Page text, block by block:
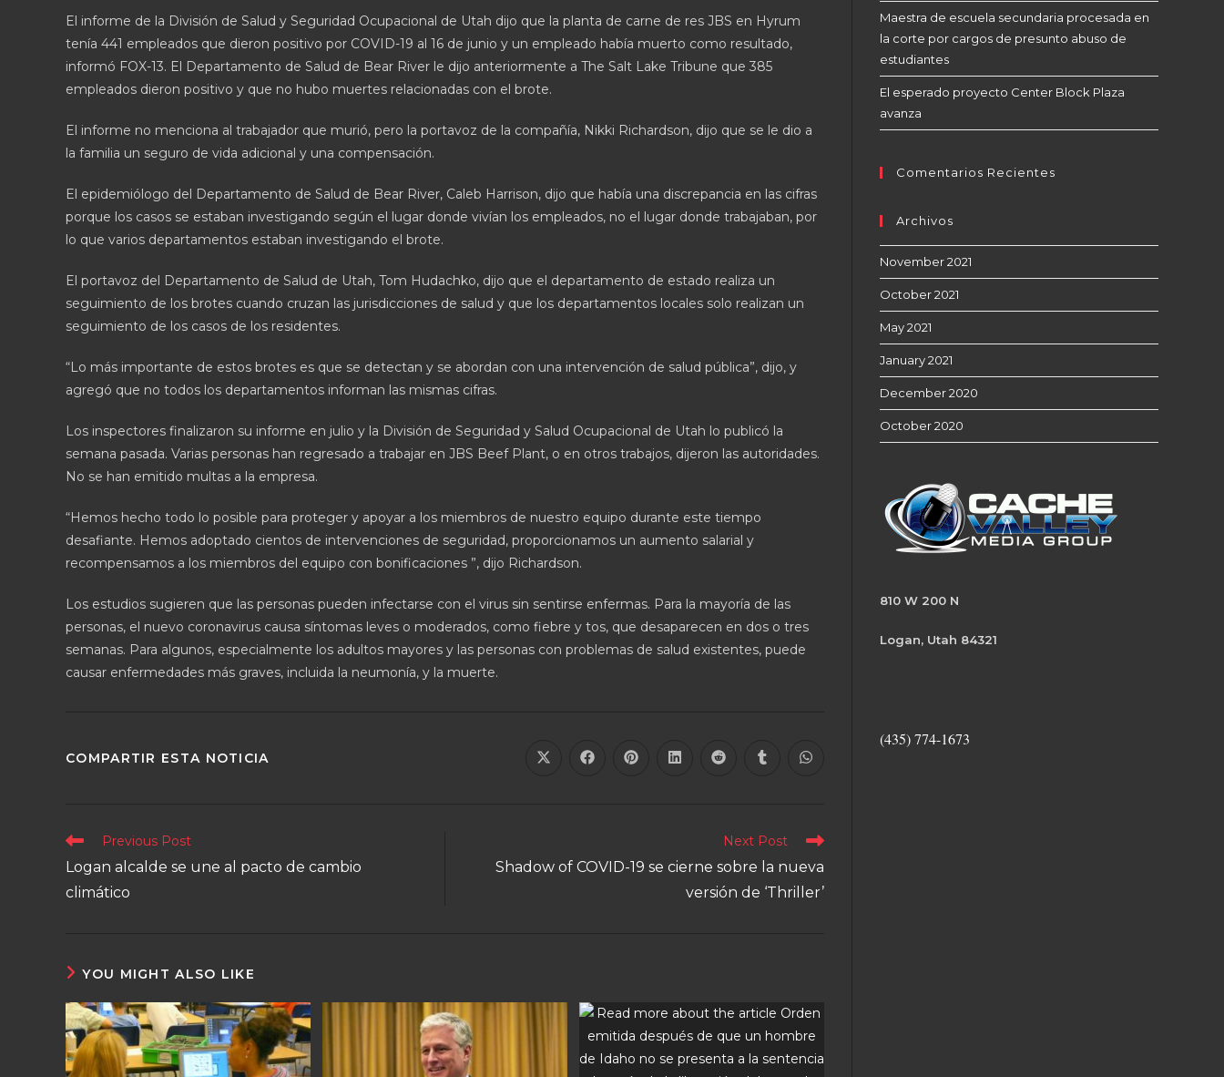
El informe de la División de Salud y Seguridad Ocupacional de Utah dijo que la planta de carne de res JBS en Hyrum
tenía 441 empleados que dieron positivo por COVID-19 al 16 de junio y un empleado había muerto como resultado,
informó FOX-13. El Departamento de Salud de Bear River le dijo anteriormente a The Salt Lake Tribune que 385
empleados dieron positivo y que no hubo muertes relacionadas con el brote.
El informe no menciona al trabajador que murió, pero la portavoz de la compañía, Nikki Richardson, dijo que se le dio a
la familia un seguro de vida adicional y una compensación.
El epidemiólogo del Departamento de Salud de Bear River, Caleb Harrison, dijo que había una discrepancia en las cifras
porque los casos se estaban investigando según el lugar donde vivían los empleados, no el lugar donde trabajaban, por
lo que varios departamentos estaban investigando el brote.
El portavoz del Departamento de Salud de Utah, Tom Hudachko, dijo que el departamento de estado realiza un
seguimiento de los brotes cuando cruzan las jurisdicciones de salud y que los departamentos locales solo realizan un
seguimiento de los casos de los residentes.
“Lo más importante de estos brotes es que se detectan y se abordan con una intervención de salud pública”, dijo, y
agregó que no todos los departamentos informan las mismas cifras.
Los inspectores finalizaron su informe en julio y la División de Seguridad y Salud Ocupacional de Utah lo publicó la
semana pasada. Varias personas han regresado a trabajar en JBS Beef Plant, o en otros trabajos, dijeron las autoridades.
No se han emitido multas a la empresa.
“Hemos hecho todo lo posible para proteger y apoyar a los miembros de nuestro equipo durante este tiempo
desafiante. Hemos adoptado cientos de intervenciones de seguridad, proporcionamos un aumento salarial y
recompensamos a los miembros del equipo con bonificaciones ”, dijo Richardson.
Los estudios sugieren que las personas pueden infectarse con el virus sin sentirse enfermas. Para la mayoría de las
personas, el nuevo coronavirus causa síntomas leves o moderados, como fiebre y tos, que desaparecen en dos o tres
semanas. Para algunos, especialmente los adultos mayores y las personas con problemas de salud existentes, puede
causar enfermedades más graves, incluida la neumonía, y la muerte.
COMPARTIR ESTA NOTICIA
Previous Post
Logan alcalde se une al pacto de cambio
climático
Next Post
Shadow of COVID-19 se cierne sobre la nueva
versión de ‘Thriller’
YOU MIGHT ALSO LIKE
Maestra de escuela secundaria procesada en
la corte por cargos de presunto abuso de
estudiantes
El esperado proyecto Center Block Plaza
avanza
Comentarios Recientes
Archivos
November 2021
October 2021
May 2021
January 2021
December 2020
October 2020
810 W 200 N
Logan, Utah 84321
(435) 774-1673